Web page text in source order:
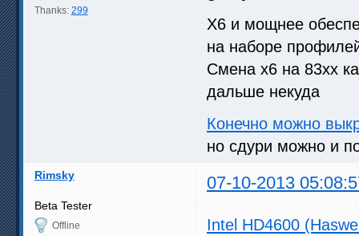
Thanks: 299
Х6 и мощнее
на наборе
Смена х6 на 83хх
дальше некуда
Конечно можно
но сдури можно и
Rimsky 07-10-2013
Beta Tester
Offline
Intel HD4600